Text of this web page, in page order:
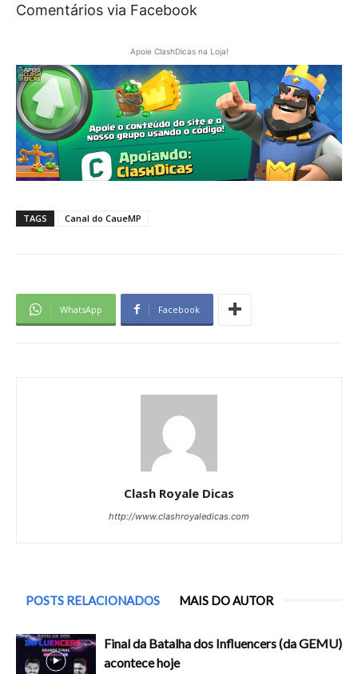
Comentários via Facebook
Apoie ClashDicas na Loja!
TAGS Canal do CaueMP
WhatsApp Facebook
Clash Royale Dicas
http://www.clashroyaledicas.com
POSTS RELACIONADOS MAIS DO AUTOR
Final da Batalha dos Influencers (da GEMU)
acontece hoje